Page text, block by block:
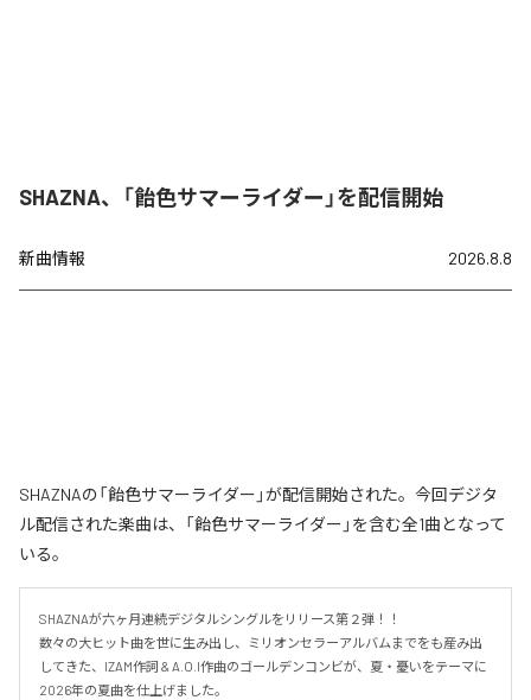
SHAZNA、「飴色サマーライダー」を配信開始
新曲情報 2026.8.8
SHAZNAの「飴色サマーライダー」が配信開始された。今回デジタ
ル配信された楽曲は、「飴色サマーライダー」を含む全1曲となって
いる。
SHAZNAが六ヶ月連続デジタルシングルをリリース第２弾！！
数々の大ヒット曲を世に生み出し、ミリオンセラーアルバムまでをも産み出
してきた、IZAM作詞 & A.O.I作曲のゴールデンコンビが、夏・憂いをテーマに
2026年の夏曲を仕上げました。